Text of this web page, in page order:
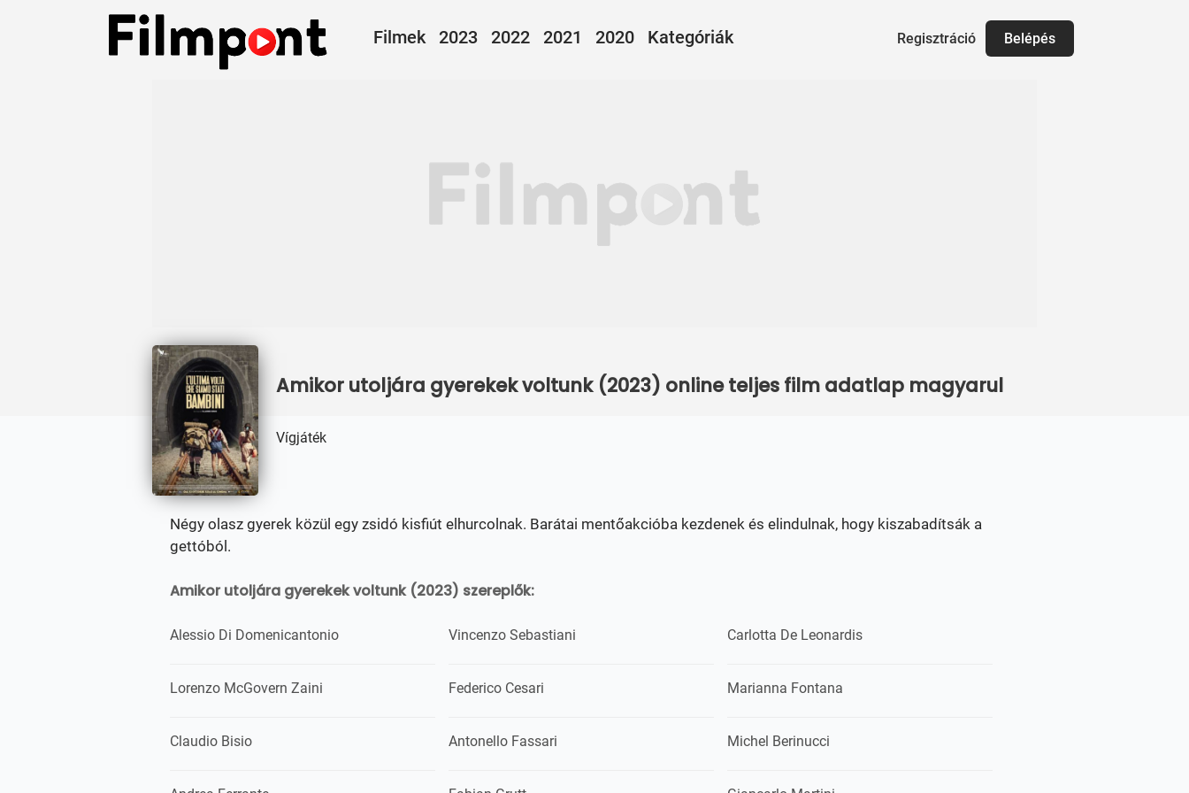
Filmek 2023 2022 2021 2020 Kategóriák Belépés
Regisztráció
Amikor utoljára gyerekek voltunk (2023) online teljes film adatlap magyarul
Vígjáték
Négy olasz gyerek közül egy zsidó kisfiút elhurcolnak. Barátai mentőakcióba kezdenek és elindulnak, hogy kiszabadítsák a
gettóból.
Amikor utoljára gyerekek voltunk (2023) szereplők:
Alessio Di Domenicantonio Vincenzo Sebastiani Carlotta De Leonardis
Lorenzo McGovern Zaini Federico Cesari Marianna Fontana
Claudio Bisio Antonello Fassari Michel Berinucci